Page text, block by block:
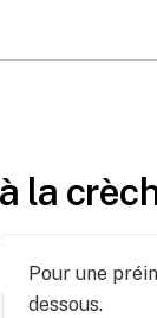
la
Pour une
dessous.